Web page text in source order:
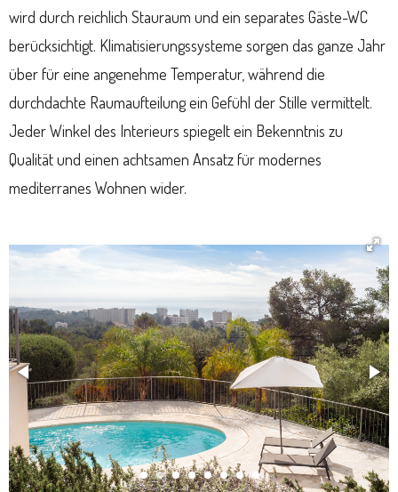
wird durch reichlich Stauraum und ein separates Gäste-WC
berücksichtigt. Klimatisierungssysteme sorgen das ganze Jahr
über für eine angenehme Temperatur, während die
durchdachte Raumaufteilung ein Gefühl der Stille vermittelt.
Jeder Winkel des Interieurs spiegelt ein Bekenntnis zu
Qualität und einen achtsamen Ansatz für modernes
mediterranes Wohnen wider.